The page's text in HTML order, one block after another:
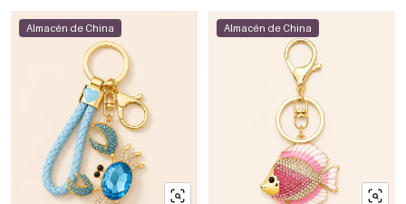
Almacén de China Almacén de China